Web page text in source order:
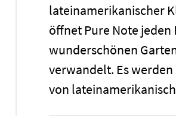
lateinamerikanischer
öffnet Pure Note jeden
wunderschönen
verwandelt. Es
von